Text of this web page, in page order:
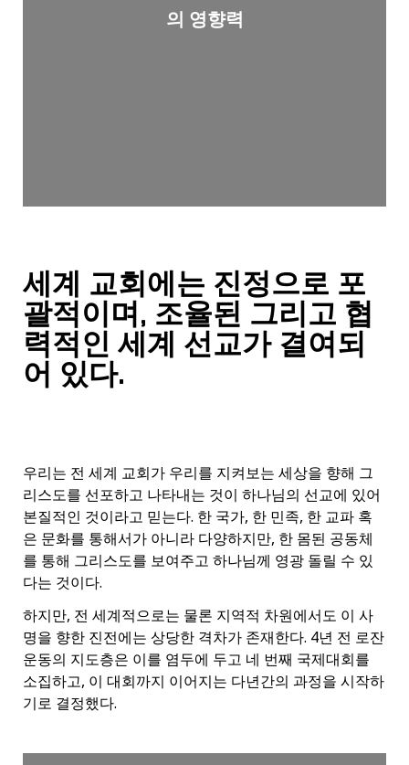
의 영향력
세계 교회에는 진정으로 포
괄적이며, 조율된 그리고 협
력적인 세계 선교가 결여되
어 있다.
우리는 전 세계 교회가 우리를 지켜보는 세상을 향해 그
리스도를 선포하고 나타내는 것이 하나님의 선교에 있어
본질적인 것이라고 믿는다. 한 국가, 한 민족, 한 교파 혹
은 문화를 통해서가 아니라 다양하지만, 한 몸된 공동체
를 통해 그리스도를 보여주고 하나님께 영광 돌릴 수 있
다는 것이다.
하지만, 전 세계적으로는 물론 지역적 차원에서도 이 사
명을 향한 진전에는 상당한 격차가 존재한다. 4년 전 로잔
운동의 지도층은 이를 염두에 두고 네 번째 국제대회를
소집하고, 이 대회까지 이어지는 다년간의 과정을 시작하
기로 결정했다.